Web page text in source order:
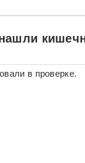
в проверке.